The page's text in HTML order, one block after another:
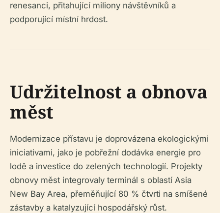
renesanci, přitahující miliony návštěvníků a
podporující místní hrdost.
Udržitelnost a obnova
měst
Modernizace přístavu je doprovázena ekologickými
iniciativami, jako je pobřežní dodávka energie pro
lodě a investice do zelených technologií. Projekty
obnovy měst integrovaly terminál s oblastí Asia
New Bay Area, přeměňující 80 % čtvrti na smíšené
zástavby a katalyzující hospodářský růst.